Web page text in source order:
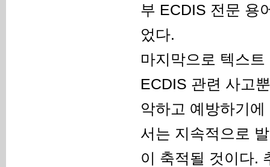
부 ECDIS 전문 용
었다.
마지막으로 텍스
ECDIS 관련 사고
악하고 예방하기
서는 지속적으로
이 축적될 것이다.